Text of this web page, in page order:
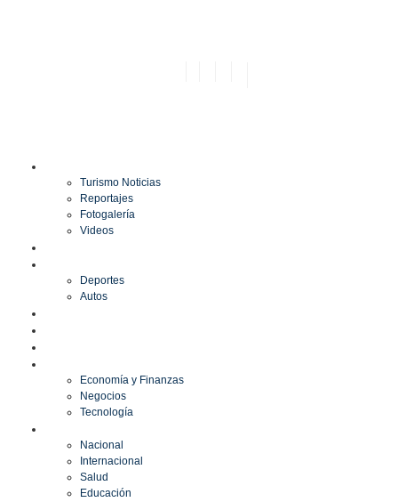
Turismo Noticias
Reportajes
Fotogalería
Videos
Deportes
Autos
Economía y Finanzas
Negocios
Tecnología
Nacional
Internacional
Salud
Educación